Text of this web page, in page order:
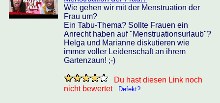
Wie gehen wir mit der Menstruation der
Frau um?
Ein Tabu-Thema? Sollte Frauen ein
Anrecht haben auf "Menstruationsurlaub"?
Helga und Marianne diskutieren wie
immer voller Leidenschaft an ihrem
Gartenzaun! ;-)
Du hast diesen Link noch
nicht bewertet
Defekt?